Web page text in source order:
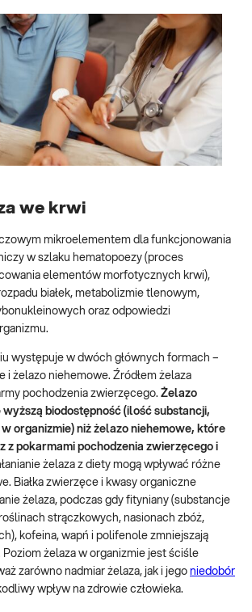
we krwi
mikroelementem dla funkcjonowania
w szlaku hematopoezy (proces
elementów morfotycznych krwi),
białek, metabolizmie tlenowym,
oraz odpowiedzi
występuje w dwóch głównych formach –
i żelazo niehemowe. Źródłem żelaza
pochodzenia zwierzęcego. Żelazo
biodostępność (ilość substancji,
organizmie) niż żelazo niehemowe, które
z pokarmami pochodzenia zwierzęcego i
żelaza z diety mogą wpływać różne
Białka zwierzęce i kwasy organiczne
żelaza, podczas gdy fityniany (substancje
strączkowych, nasionach zbóż,
kofeina, wapń i polifenole zmniejszają
Poziom żelaza w organizmie jest ściśle
zarówno nadmiar żelaza, jak i jego niedobór
wpływ na zdrowie człowieka.